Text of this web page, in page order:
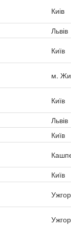
Киів
Львів
Київ
м.
Київ
Львів
Київ
Київ